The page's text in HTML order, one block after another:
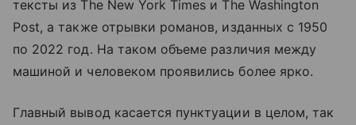
тексты из The New York Times и The Washington
Post, а также отрывки романов, изданных с 1950
по 2022 год. На таком объеме различия между
машиной и человеком проявились более ярко.
Главный вывод касается пунктуации в целом, так